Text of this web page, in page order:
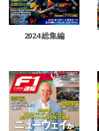
2024 総集編